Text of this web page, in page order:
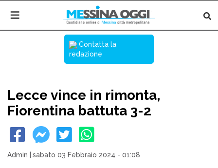
Contatta la
redazione
Lecce vince in rimonta,
Fiorentina battuta 3-2
Admin sabato 03 Febbraio 2024 - 01:08